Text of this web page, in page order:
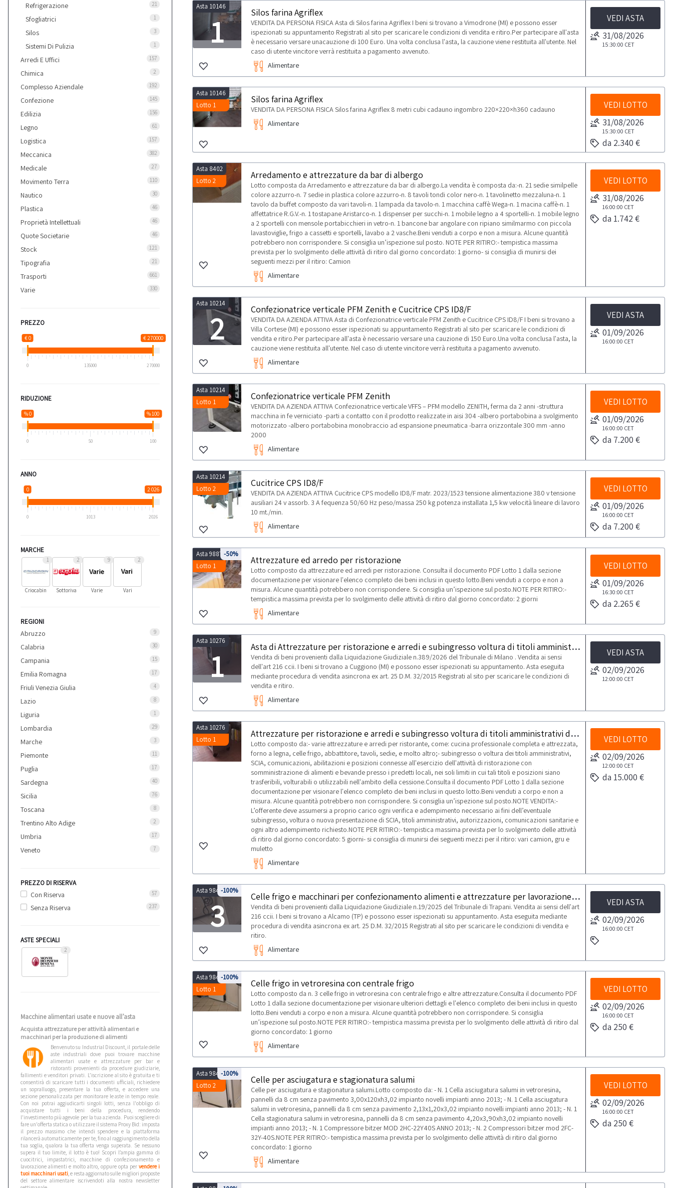
Refrigerazione 21
Sfogliatrici 1
Silos 3
Sistemi Di Pulizia 1
Arredi E Uffici 157
Chimica 2
Complesso Aziendale 192
Confezione 145
Edilizia 156
Legno 61
Logistica 157
Meccanica 382
Medicale 27
Movimento Terra 110
Nautico 30
Plastica 46
Proprietà Intellettuali 46
Quote Societarie 46
Stock 121
Tipografia 21
Trasporti 661
Varie 330
PREZZO
€ 0 € 270000
0 135000 270000
RIDUZIONE
% 0 % 100
0 50 100
ANNO
0 2 026
0 1013 2026
MARCHE
1
Criocabin
2
Sottoriva
9
Varie
2
Vari
REGIONI
Abruzzo 9
Calabria 30
Campania 15
Emilia Romagna 17
Friuli Venezia Giulia 4
Lazio 8
Liguria 1
Lombardia 29
Marche 3
Piemonte 11
Puglia 17
Sardegna 40
Sicilia 76
Toscana 8
Trentino Alto Adige 2
Umbria 17
Veneto 7
PREZZO DI RISERVA
Con Riserva 57
Senza Riserva 237
ASTE SPECIALI
2
Macchine alimentari usate e nuove all’asta
Acquista attrezzature per attività alimentari e
macchinari per la produzione di alimenti
Benvenuto su Industrial Discount, il portale delle
aste industriali dove puoi trovare macchine
alimentari usate e attrezzature per bar e
ristoranti provenienti da procedure giudiziarie,
fallimenti e venditori privati. L’iscrizione al sito è gratuita e ti
consentirà di scaricare tutti i documenti ufficiali, richiedere
un sopralluogo, presentare la tua offerta, e accedere una
sezione personalizzata per monitorare le aste in tempo reale.
Con noi potrai aggiudicarti singoli lotti, senza l'obbligo di
acquistare tutti i beni della procedura, rendendo
l'investimento più agevole per la tua azienda. Puoi scegliere di
fare un'offerta statica o utilizzare il sistema Proxy Bid: imposta
il prezzo massimo che intendi spendere e la piattaforma
rilancerà automaticamente per te, fino al raggiungimento della
tua soglia, qualora la tua offerta venga superata. Se nessuno
supera il tuo limite, il lotto è tuo! Scopri l’ampia gamma di
cuocitrici, impastatrici, macchine di confezionamento e
lavorazione alimenti e molto altro, oppure opta per vendere i
tuoi macchinari usati, e resta aggiornato sulle migliori proposte
del settore alimentare iscrivendoti alla nostra newsletter
Asta 10146
1 Silos farina Agriflex
VENDITA DA PERSONA FISICA Asta di Silos farina Agriflex I beni si trovano a Vimodrone (MI) e possono esser
ispezionati su appuntamento Registrati al sito per scaricare le condizioni di vendita e ritiro.Per partecipare all'asta
è necessario versare unacauzione di 100 Euro. Una volta conclusa l'asta, la cauzione viene restituita all'utente. Nel
caso di utente vincitore verrà restituita a pagamento avvenuto.
Alimentare
VEDI ASTA
31/08/2026
15:30:00 CET
Asta 10146
Lotto 1
Silos farina Agriflex
VENDITA DA PERSONA FISICA Silos farina Agriflex 8 metri cubi cadauno ingombro 220×220×h360 cadauno
Alimentare
VEDI LOTTO
31/08/2026
15:30:00 CET
da 2.340 €
Asta 8402
Lotto 2
Arredamento e attrezzature da bar di albergo
Lotto composta da Arredamento e attrezzature da bar di albergo.La vendita è composta da:-n. 21 sedie similpelle
colore azzurro-n. 7 sedie in plastica colore azzurro-n. 8 tavoli tondi color nero-n. 1 tavolinetto mezzaluna-n. 1
tavolo da buffet composto da vari tavoli-n. 1 lampada da tavolo-n. 1 macchina caffè Wega-n. 1 macina caffè-n. 1
affettatrice R.G.V.-n. 1 tostapane Aristarco-n. 1 dispenser per succhi-n. 1 mobile legno a 4 sportelli-n. 1 mobile legno
a 2 sportelli con mensole portabicchieri in vetro-n. 1 bancone bar angolare con ripiano similmarmo con piccola
lavastoviglie, frigo a cassetti e sportelli, lavabo a 2 vasche.Beni venduti a corpo e non a misura. Alcune quantità
potrebbero non corrispondere. Si consiglia un’ispezione sul posto. NOTE PER RITIRO:- tempistica massima
prevista per lo svolgimento delle attività di ritiro dal giorno concordato: 1 giorno- si consiglia di munirsi dei
seguenti mezzi per il ritiro: Camion
Alimentare
VEDI LOTTO
31/08/2026
16:00:00 CET
da 1.742 €
Asta 10214
2 Confezionatrice verticale PFM Zenith e Cucitrice CPS ID8/F
VENDITA DA AZIENDA ATTIVA Asta di Confezionatrice verticale PFM Zenith e Cucitrice CPS ID8/F I beni si trovano a
Villa Cortese (MI) e possono esser ispezionati su appuntamento Registrati al sito per scaricare le condizioni di
vendita e ritiro.Per partecipare all'asta è necessario versare una cauzione di 150 Euro.Una volta conclusa l'asta, la
cauzione viene restituita all'utente. Nel caso di utente vincitore verrà restituita a pagamento avvenuto.
Alimentare
VEDI ASTA
01/09/2026
16:00:00 CET
Asta 10214
Lotto 1
Confezionatrice verticale PFM Zenith
VENDITA DA AZIENDA ATTIVA Confezionatrice verticale VFFS – PFM modello ZENITH, ferma da 2 anni -struttura
macchina in fe verniciato -parti a contatto con il prodotto realizzate in aisi 304 -albero portabobina a svolgimento
motorizzato -albero portabobina monobraccio ad espansione pneumatica -barra orizzontale 300 mm -anno
2000
Alimentare
VEDI LOTTO
01/09/2026
16:00:00 CET
da 7.200 €
Asta 10214
Lotto 2
Cucitrice CPS ID8/F
VENDITA DA AZIENDA ATTIVA Cucitrice CPS modello ID8/F matr. 2023/1523 tensione alimentazione 380 v tensione
ausiliari 24 v assorb. 3 A fequenza 50/60 Hz peso/massa 250 kg potenza installata 1,5 kw velocità lineare di lavoro
10 mt./min.
Alimentare
VEDI LOTTO
01/09/2026
16:00:00 CET
da 7.200 €
Asta 9887
Lotto 1
-50%
Attrezzature ed arredo per ristorazione
Lotto composto da attrezzature ed arredi per ristorazione. Consulta il documento PDF Lotto 1 dalla sezione
documentazione per visionare l'elenco completo dei beni inclusi in questo lotto.Beni venduti a corpo e non a
misura. Alcune quantità potrebbero non corrispondere. Si consiglia un’ispezione sul posto.NOTE PER RITIRO:-
tempistica massima prevista per lo svolgimento delle attività di ritiro dal giorno concordato: 2 giorni
Alimentare
VEDI LOTTO
01/09/2026
16:30:00 CET
da 2.265 €
Asta 10276
1 Asta di Attrezzature per ristorazione e arredi e subingresso voltura di titoli amministrativi di posizioni connesse all'attività
Vendita di beni provenienti dalla Liquidazione Giudiziale n.389/2026 del Tribunale di Milano . Vendita ai sensi
dell'art 216 ccii. I beni si trovano a Cuggiono (MI) e possono esser ispezionati su appuntamento. Asta eseguita
mediante procedura di vendita asincrona ex art. 25 D.M. 32/2015 Registrati al sito per scaricare le condizioni di
vendita e ritiro.
Alimentare
VEDI ASTA
02/09/2026
12:00:00 CET
Asta 10276
Lotto 1
Attrezzature per ristorazione e arredi e subingresso voltura di titoli amministrativi di posizioni connesse all'attività
Lotto composto da:- varie attrezzature e arredi per ristorante, come: cucina professionale completa e attrezzata,
forno a legna, celle frigo, abbattitore, tavoli, sedie, e molto altro;- subingresso o voltura dei titoli amministrativi,
SCIA, comunicazioni, abilitazioni e posizioni connesse all'esercizio dell'attività di ristorazione con
somministrazione di alimenti e bevande presso i predetti locali, nei soli limiti in cui tali titoli e posizioni siano
trasferibili, volturabili o utilizzabili nell'ambito della cessione.Consulta il documento PDF Lotto 1 dalla sezione
documentazione per visionare l'elenco completo dei beni inclusi in questo lotto.Beni venduti a corpo e non a
misura. Alcune quantità potrebbero non corrispondere. Si consiglia un’ispezione sul posto.NOTE VENDITA:-
L’offerente deve assumersi a proprio carico ogni verifica e adempimento necessario ai fini dell’eventuale
subingresso, voltura o nuova presentazione di SCIA, titoli amministrativi, autorizzazioni, comunicazioni sanitarie e
ogni altro adempimento richiesto.NOTE PER RITIRO:- tempistica massima prevista per lo svolgimento delle attività
di ritiro dal giorno concordato: 5 giorni- si consiglia di munirsi dei seguenti mezzi per il ritiro: vari camion, gru e
muletto
Alimentare
VEDI LOTTO
02/09/2026
12:00:00 CET
da 15.000 €
Asta 9843-100%
3 Celle frigo e macchinari per confezionamento alimenti e attrezzature per lavorazione salumi
Vendita di beni provenienti dalla Liquidazione Giudiziale n.19/2025 del Tribunale di Trapani. Vendita ai sensi dell'art
216 ccii. I beni si trovano a Alcamo (TP) e possono esser ispezionati su appuntamento. Asta eseguita mediante
procedura di vendita asincrona ex art. 25 D.M. 32/2015 Registrati al sito per scaricare le condizioni di vendita e
ritiro.
Alimentare
VEDI ASTA
02/09/2026
16:00:00 CET
Asta 9843
Lotto 1
-100%
Celle frigo in vetroresina con centrale frigo
Lotto composto da n. 3 celle frigo in vetroresina con centrale frigo e altre attrezzature.Consulta il documento PDF
Lotto 1 dalla sezione documentazione per visionare ulteriori dettagli e l'elenco completo dei beni inclusi in questo
lotto.Beni venduti a corpo e non a misura. Alcune quantità potrebbero non corrispondere. Si consiglia
un’ispezione sul posto.NOTE PER RITIRO:- tempistica massima prevista per lo svolgimento delle attività di ritiro dal
giorno concordato: 1 giorno
Alimentare
VEDI LOTTO
02/09/2026
16:00:00 CET
da 250 €
Asta 9843
Lotto 2
-100%
Celle per asciugatura e stagionatura salumi
Celle per asciugatura e stagionatura salumi.Lotto composto da: - N. 1 Cella asciugatura salumi in vetroresina,
pannelli da 8 cm senza pavimento 3,00x120xh3,02 impianto novelli impianti anno 2013; - N. 1 Cella asciugatura
salumi in vetroresina, pannelli da 8 cm senza pavimento 2,13x1,20x3,02 impianto novelli impianti anno 2013; - N. 1
Cella stagionatura salumi in vetroresina, pannelli da 8 cm senza pavimento 4,20x3,90xh3,02 impianto novelli
impianti anno 2013; - N. 1 Compressore bitzer MOD 2HC-22Y40S ANNO 2013; - N. 2 Compressori bitzer mod 2FC-
32Y-40S.NOTE PER RITIRO:- tempistica massima prevista per lo svolgimento delle attività di ritiro dal giorno
concordato: 1 giorno
Alimentare
VEDI LOTTO
02/09/2026
16:00:00 CET
da 250 €